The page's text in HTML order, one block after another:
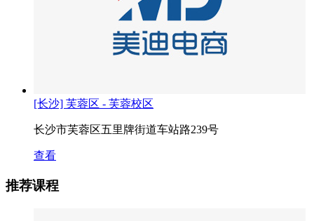
[长沙] 芙蓉区 - 芙蓉校区
长沙市芙蓉区五里牌街道车站路239号
查看
推荐课程